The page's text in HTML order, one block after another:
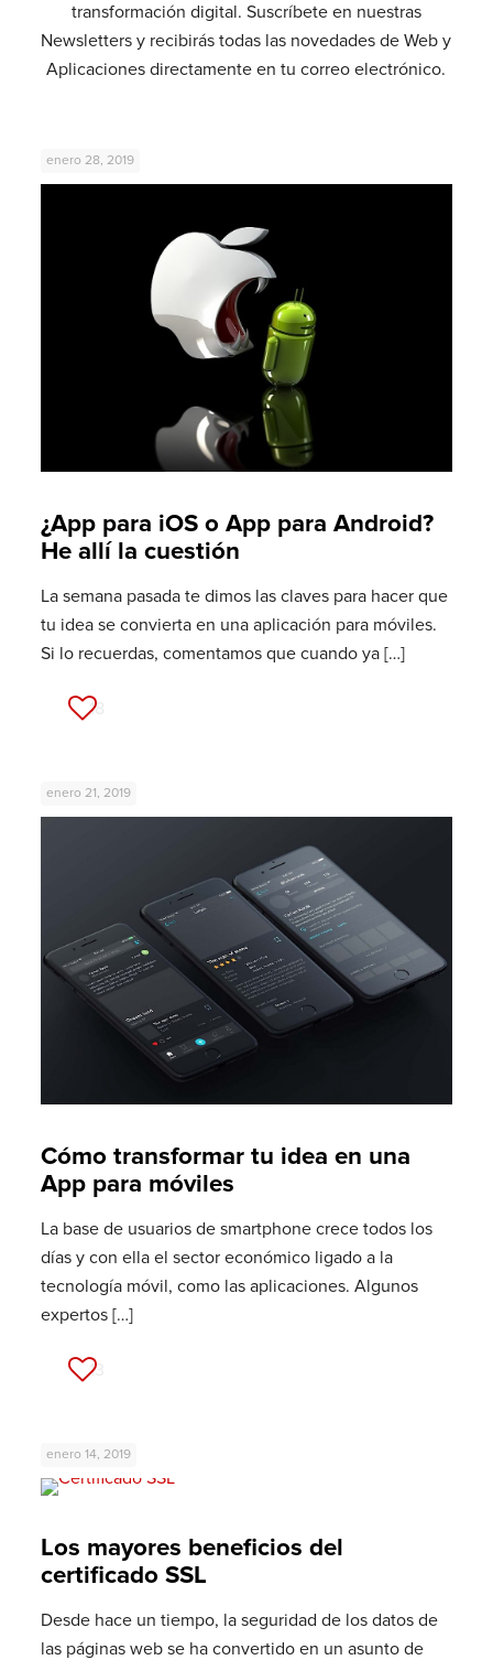
transformación digital. Suscríbete en nuestras
Newsletters y recibirás todas las novedades de Web y
Aplicaciones directamente en tu correo electrónico.
enero 28, 2019
¿App para iOS o App para Android?
He allí la cuestión
La semana pasada te dimos las claves para hacer que
tu idea se convierta en una aplicación para móviles.
Si lo recuerdas, comentamos que cuando ya[…]
18
enero 21, 2019
Cómo transformar tu idea en una
App para móviles
La base de usuarios de smartphone crece todos los
días y con ella el sector económico ligado a la
tecnología móvil, como las aplicaciones. Algunos
expertos[…]
13
enero 14, 2019
Los mayores beneficios del
certificado SSL
Desde hace un tiempo, la seguridad de los datos de
las páginas web se ha convertido en un asunto de